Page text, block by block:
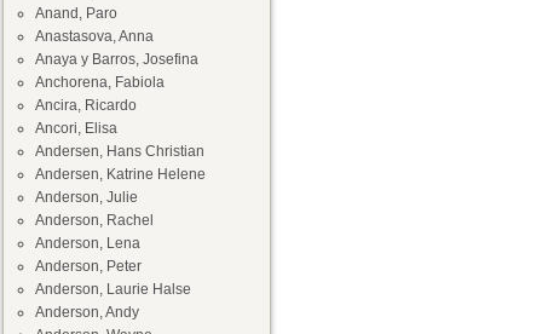
Anand, Paro
Anastasova, Anna
Anaya y Barros, Josefina
Anchorena, Fabiola
Ancira, Ricardo
Ancori, Elisa
Andersen, Hans Christian
Andersen, Katrine Helene
Anderson, Julie
Anderson, Rachel
Anderson, Lena
Anderson, Peter
Anderson, Laurie Halse
Anderson, Andy